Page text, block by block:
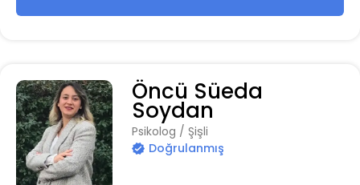
Öncü Süeda
Soydan
Psikolog / Şişli
Doğrulanmış